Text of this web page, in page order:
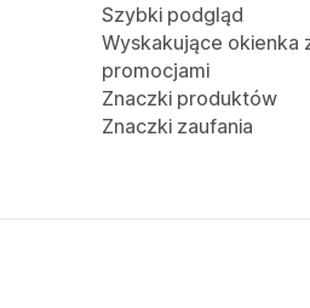
Szybki podgląd
Wyskakujące okienka
promocjami
Znaczki produktów
Znaczki zaufania